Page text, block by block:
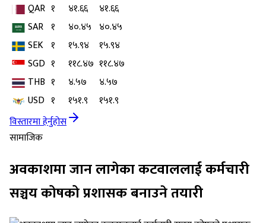
QAR १ ४१.६६
४१.६६
SAR १ ४०.४५ ४०.४५
SEK १ १५.९४
१५.९४
SGD १ ११८.४७ ११८.४७
THB १ ४.५७
४.५७
USD १ १५१.९
१५१.९
विस्तारमा हेर्नुहोस
सामाजिक
अवकाशमा जान लागेका कटवाललाई कर्मचारी
सञ्चय कोषको प्रशासक बनाउने तयारी